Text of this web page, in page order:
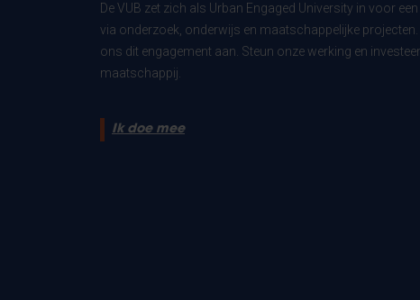
De VUB zet zich als Urban Engaged University in voor een
via onderzoek, onderwijs en maatschappelijke
ons dit engagement aan. Steun onze werking en
maatschappij.
Ik doe mee